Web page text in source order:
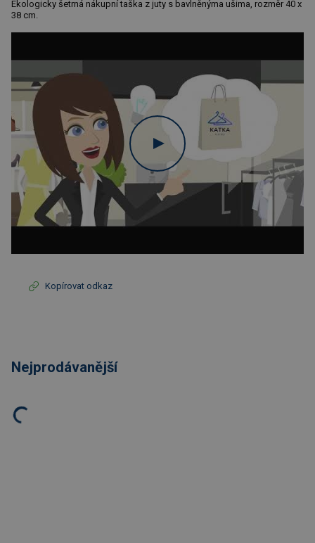
Ekologicky šetrná nákupní taška z juty s bavlněnýma ušima, rozměr 40 x
38 cm.
Kopírovat odkaz
Nejprodávanější